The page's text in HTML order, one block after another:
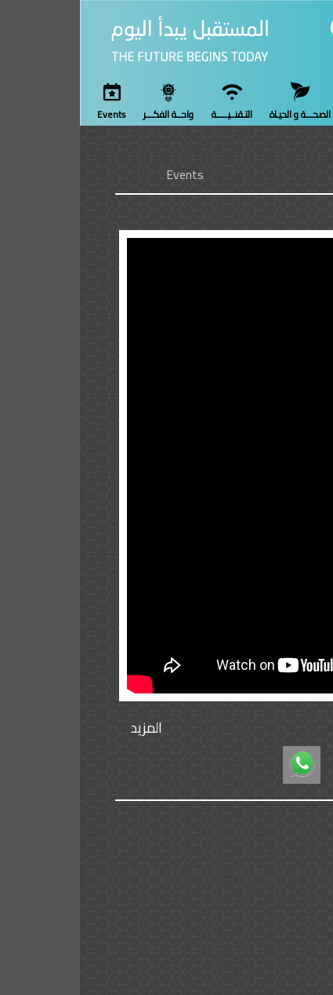
الصحـــة و الحيـاة التـقنــيـــــة واحــة الفكـــر Events
Events
المزيد